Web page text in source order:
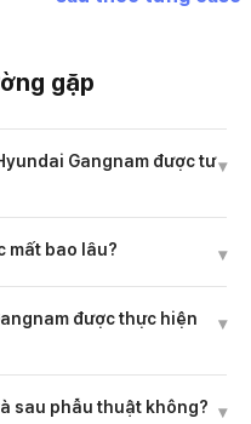
gặp
Gangnam được tư▾
mất bao lâu? ▾
được thực hiện
▾
sau phẫu thuật không? ▾